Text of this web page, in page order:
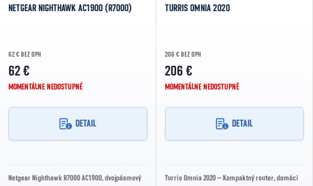
NETGEAR NIGHTHAWK AC1900 (R7000)
62 € BEZ DPH
62 €
MOMENTÁLNE NEDOSTUPNÉ
DETAIL
Netgear Nighthawk R7000 AC1900, dvojpásmový
TURRIS OMNIA 2020
206 € BEZ DPH
206 €
MOMENTÁLNE NEDOSTUPNÉ
DETAIL
Turris Omnia 2020 – Kompaktný router, domáci